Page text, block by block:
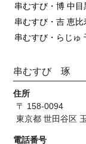
串むすび・博 中目
串むすび・吉 恵比
串むすび・らじゅ
串むすび 琢
住所
〒 158-0094
東京都 世田谷区
電話番号